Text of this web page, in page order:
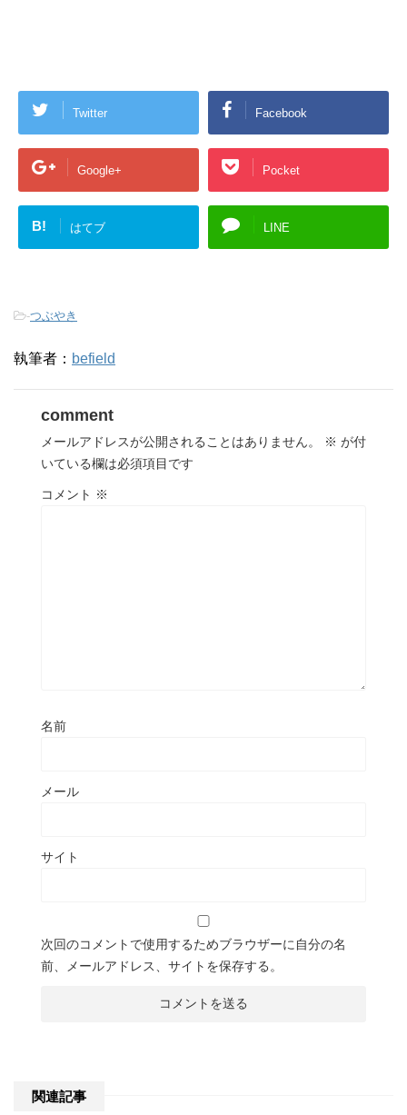
Twitter Facebook
Google+ Pocket
B! はてブ LINE
-つぶやき
執筆者： befield
comment
メールアドレスが公開されることはありません。 ※ が付
いている欄は必須項目です
コメント ※
名前
メール
サイト
次回のコメントで使用するためブラウザーに自分の名
前、メールアドレス、サイトを保存する。
関連記事